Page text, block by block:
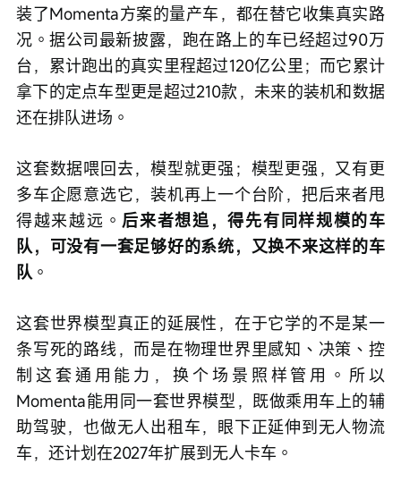
装了Momenta方案的量产车，都在替它收集真实路
况。据公司最新披露，跑在路上的车已经超过90万
台，累计跑出的真实里程超过120亿公里；而它累计
拿下的定点车型更是超过210款，未来的装机和数据
还在排队进场。
这套数据喂回去，模型就更强；模型更强，又有更
多车企愿意选它，装机再上一个台阶，把后来者甩
得越来越远。 后来者想追，得先有同样规模的车
队，可没有一套足够好的系统，又换不来这样的车
队 。
这套世界模型真正的延展性，在于它学的不是某一
条写死的路线，而是在物理世界里感知、决策、控
制这套通用能力，换个场景照样管用。所以
Momenta能用同一套世界模型，既做乘用车上的辅
助驾驶，也做无人出租车，眼下正延伸到无人物流
车，还计划在2027年扩展到无人卡车。